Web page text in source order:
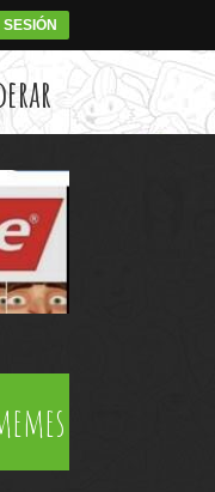
SESIÓN